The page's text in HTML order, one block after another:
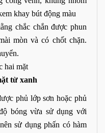
khay bút động màu
chắc chắn được phun
mòn và có chốt chặn.
hai mặt
từ xanh
phủ lớp sơn hoặc phủ
bóng vừa sử dụng với
sử dụng phấn có hàm